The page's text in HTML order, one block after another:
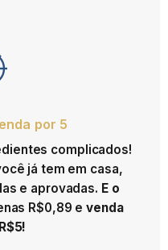
por 5
complicados!
já tem em casa,
e aprovadas. E o
R$0,89 evenda